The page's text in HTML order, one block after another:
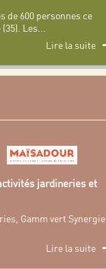
de 600 personnes ce
Les...
Lire la suite
jardineries et
Gamm vert
Lire la suite